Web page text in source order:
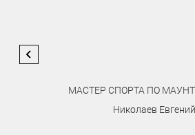
МАСТЕР СПОРТА ПО
Николаев Евгений